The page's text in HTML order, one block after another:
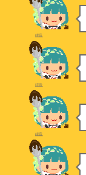
紺音
紺音
紺音